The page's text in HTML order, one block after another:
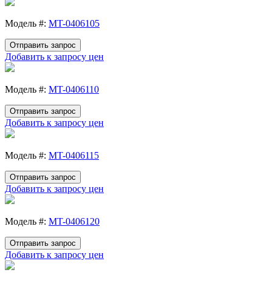
Модель #: MT-0406105
Отправить запрос
Добавить к запросу цен
Модель #: MT-0406110
Отправить запрос
Добавить к запросу цен
Модель #: MT-0406115
Отправить запрос
Добавить к запросу цен
Модель #: MT-0406120
Отправить запрос
Добавить к запросу цен